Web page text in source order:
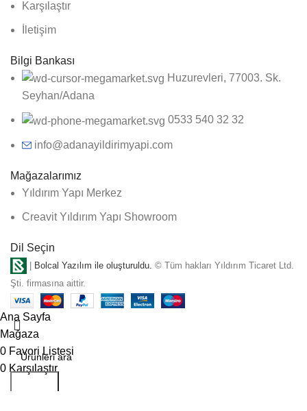
Karşılaştır
İletişim
Bilgi Bankası
Huzurevleri, 77003. Sk.
Seyhan/Adana
0533 540 32 32
info@adanayildirimyapi.com
Mağazalarımız
Yıldırım Yapı Merkez
Creavit Yıldırım Yapı Showroom
Dil Seçin
| Bolcal Yazılım ile oluşturuldu. © Tüm hakları Yıldırım Ticaret Ltd.
Şti. firmasına aittir.
Ana Sayfa
Mağaza
0 Favori Listesi
0 Karşılaştır